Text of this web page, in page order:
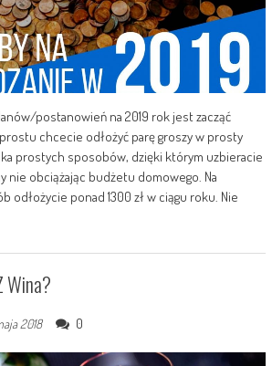
postanowień na 2019 rok jest zacząć
chcecie odłożyć parę groszy w prosty
prostych sposobów, dzięki którym uzbieracie
nie obciążając budżetu domowego. Na
odłożycie ponad 1300 zł w ciągu roku. Nie
Wina?
2018 0